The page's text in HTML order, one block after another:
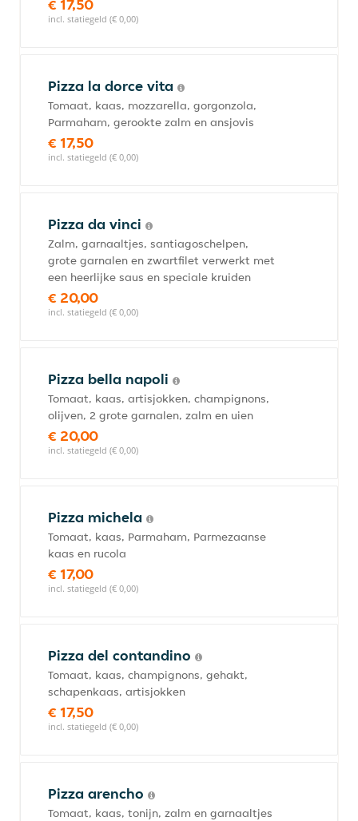
€ 17,50
incl. statiegeld (€ 0,00)
Pizza la dorce vita
Tomaat, kaas, mozzarella, gorgonzola,
Parmaham, gerookte zalm en ansjovis
€ 17,50
incl. statiegeld (€ 0,00)
Pizza da vinci
Zalm, garnaaltjes, santiagoschelpen,
grote garnalen en zwartfilet verwerkt met
een heerlijke saus en speciale kruiden
€ 20,00
incl. statiegeld (€ 0,00)
Pizza bella napoli
Tomaat, kaas, artisjokken, champignons,
olijven, 2 grote garnalen, zalm en uien
€ 20,00
incl. statiegeld (€ 0,00)
Pizza michela
Tomaat, kaas, Parmaham, Parmezaanse
kaas en rucola
€ 17,00
incl. statiegeld (€ 0,00)
Pizza del contandino
Tomaat, kaas, champignons, gehakt,
schapenkaas, artisjokken
€ 17,50
incl. statiegeld (€ 0,00)
Pizza arencho
Tomaat, kaas, tonijn, zalm en garnaaltjes